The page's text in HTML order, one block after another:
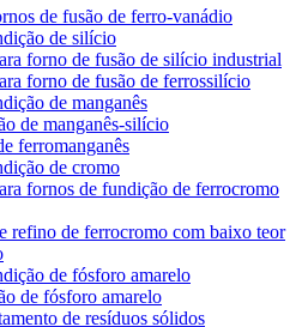
de fusão de ferro-vanádio
de silício
forno de fusão de silício industrial
forno de fusão de ferrossilício
de manganês
de manganês-silício
ferromanganês
de cromo
fornos de fundição de ferrocromo
refino de ferrocromo com baixo teor
de fósforo amarelo
de fósforo amarelo
de resíduos sólidos